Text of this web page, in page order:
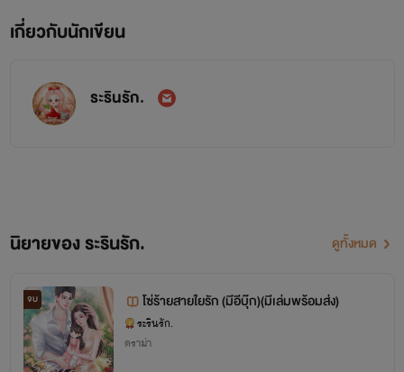
เกี่ยวกับนักเขียน
ระรินรัก.
นิยายของ ระรินรัก. ดูทั้งหมด
จบ โซ่ร้ายสายใยรัก (มีอีบุ๊ก)(มีเล่มพร้อมส่ง)
ระรินรัก.
ดราม่า